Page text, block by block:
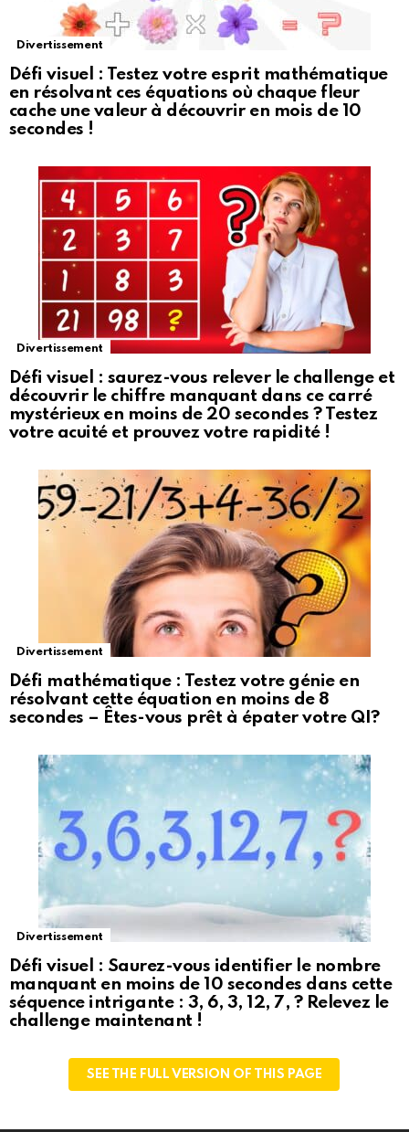
Divertissement
Défi visuel : Testez votre esprit mathématique
en résolvant ces équations où chaque fleur
cache une valeur à découvrir en mois de 10
secondes !
Divertissement
Défi visuel : saurez-vous relever le challenge et
découvrir le chiffre manquant dans ce carré
mystérieux en moins de 20 secondes ? Testez
votre acuité et prouvez votre rapidité !
Divertissement
Défi mathématique : Testez votre génie en
résolvant cette équation en moins de 8
secondes – Êtes-vous prêt à épater votre QI?
Divertissement
Défi visuel : Saurez-vous identifier le nombre
manquant en moins de 10 secondes dans cette
séquence intrigante : 3, 6, 3, 12, 7, ? Relevez le
challenge maintenant !
SEE THE FULL VERSION OF THIS PAGE